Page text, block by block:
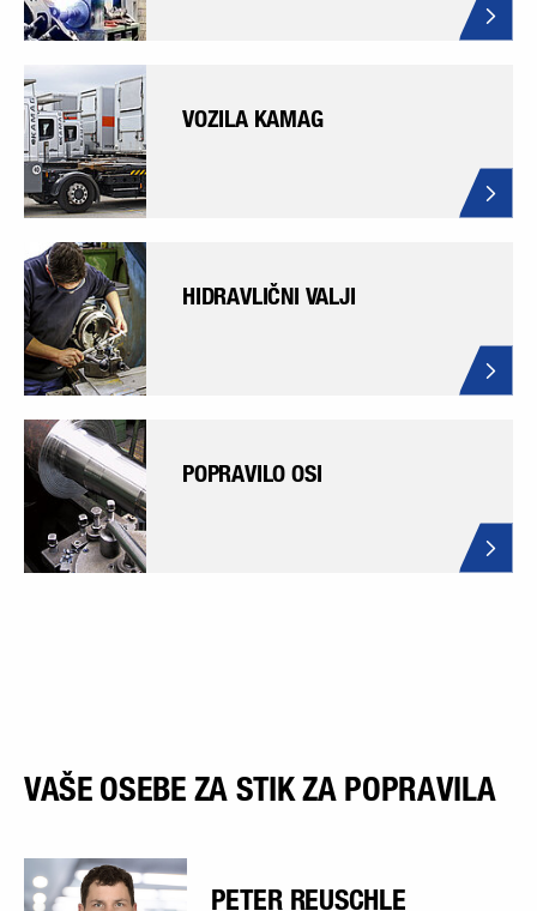
VOZILA KAMAG
HIDRAVLIČNI VALJI
POPRAVILO OSI
VAŠE OSEBE ZA STIK ZA POPRAVILA
PETER REUSCHLE